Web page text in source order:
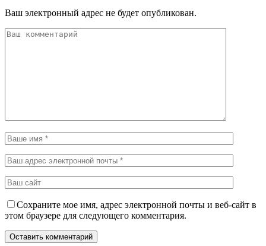
Ваш электронный адрес не будет опубликован.
Сохраните мое имя, адрес электронной почты и веб-сайт в
этом браузере для следующего комментария.